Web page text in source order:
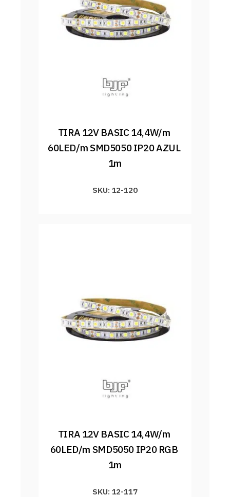
TIRA 12V BASIC 14,4W/m
60LED/m SMD5050 IP20 AZUL
1m
SKU: 12-120
TIRA 12V BASIC 14,4W/m
60LED/m SMD5050 IP20 RGB
1m
SKU: 12-117